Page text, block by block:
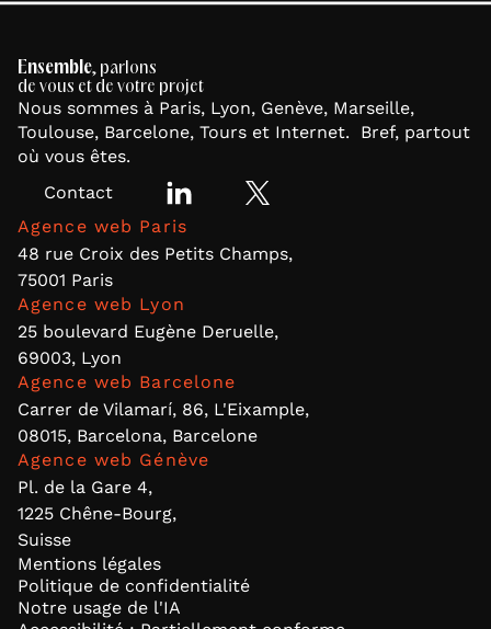
Ensemble, parlons
de vous et de votre projet
Nous sommes à Paris, Lyon, Genève, Marseille,
Toulouse, Barcelone, Tours et Internet. Bref, partout
où vous êtes.
Contact
Agence web Paris
48 rue Croix des Petits Champs,
75001 Paris
Agence web Lyon
25 boulevard Eugène Deruelle,
69003, Lyon
Agence web Barcelone
Carrer de Vilamarí, 86, L'Eixample,
08015, Barcelona, Barcelone
Agence web Génève
Pl. de la Gare 4,
1225 Chêne-Bourg,
Suisse
Mentions légales
Politique de confidentialité
Notre usage de l'IA